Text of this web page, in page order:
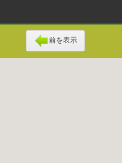
前を表示